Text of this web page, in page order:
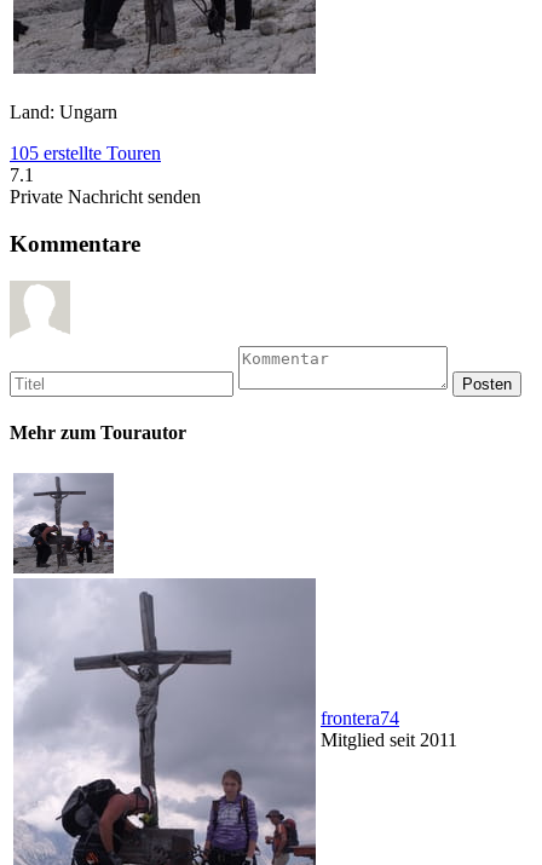
Land: Ungarn
105 erstellte Touren
7.1
Private Nachricht senden
Kommentare
Mehr zum Tourautor
frontera74
Mitglied seit 2011